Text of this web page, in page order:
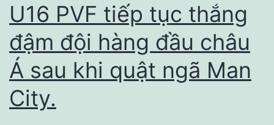
U16 PVF tiếp tục thắng
đậm đội hàng đầu châu
Á sau khi quật ngã Man
City.